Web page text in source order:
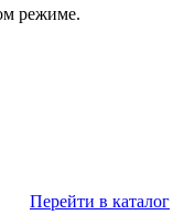
режиме.
Перейти в каталог